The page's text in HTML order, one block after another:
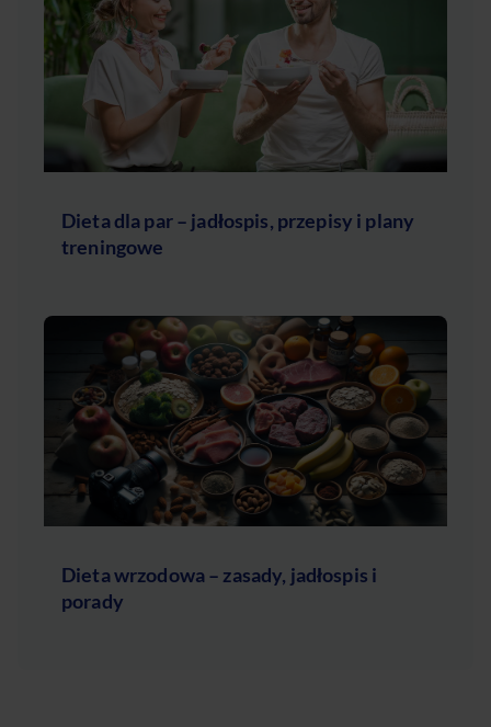
Dieta dla par – jadłospis, przepisy i plany
treningowe
Dieta wrzodowa – zasady, jadłospis i
porady